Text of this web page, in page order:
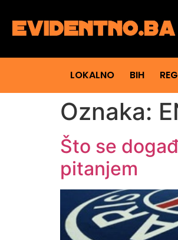
LOKALNO BIH
Oznaka:
Što se
pitanjem